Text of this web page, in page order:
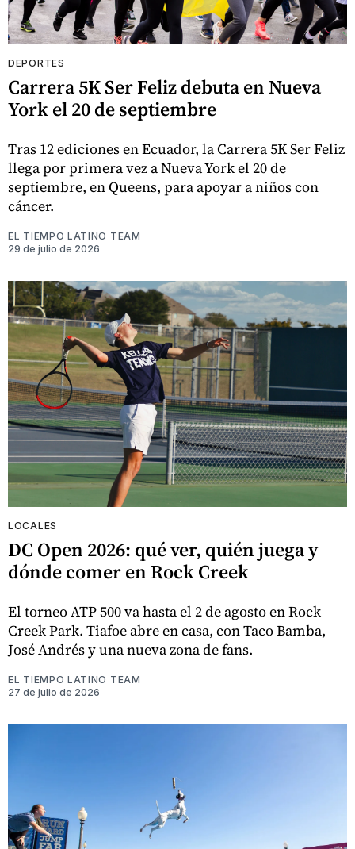
DEPORTES
Carrera 5K Ser Feliz debuta en Nueva
York el 20 de septiembre
Tras 12 ediciones en Ecuador, la Carrera 5K Ser Feliz
llega por primera vez a Nueva York el 20 de
septiembre, en Queens, para apoyar a niños con
cáncer.
EL TIEMPO LATINO TEAM
29 de julio de 2026
LOCALES
DC Open 2026: qué ver, quién juega y
dónde comer en Rock Creek
El torneo ATP 500 va hasta el 2 de agosto en Rock
Creek Park. Tiafoe abre en casa, con Taco Bamba,
José Andrés y una nueva zona de fans.
EL TIEMPO LATINO TEAM
27 de julio de 2026